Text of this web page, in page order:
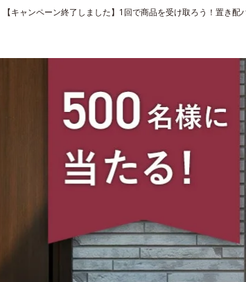
【キャンペーン終了しました】1回で商品を受け取ろう！置き